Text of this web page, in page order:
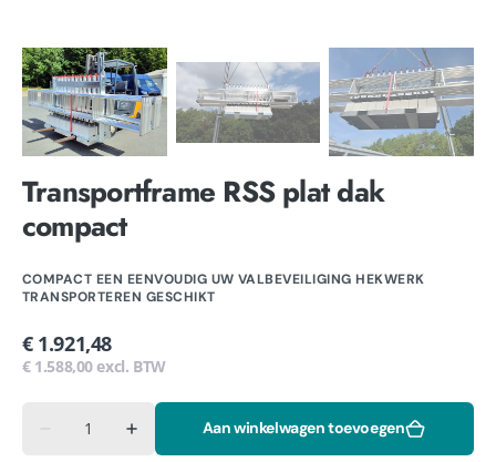
Transportframe RSS plat dak
compact
COMPACT EEN EENVOUDIG UW VALBEVEILIGING HEKWERK
TRANSPORTEREN GESCHIKT
Normale
prijs
€ 1.921,48
€ 1.588,00 excl. BTW
Aantal
verhogen
Aan winkelwagen toevoegen